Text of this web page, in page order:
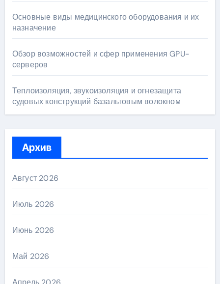
Основные виды медицинского оборудования и их
назначение
Обзор возможностей и сфер применения GPU-
серверов
Теплоизоляция, звукоизоляция и огнезащита
судовых конструкций базальтовым волокном
Архив
Август 2026
Июль 2026
Июнь 2026
Май 2026